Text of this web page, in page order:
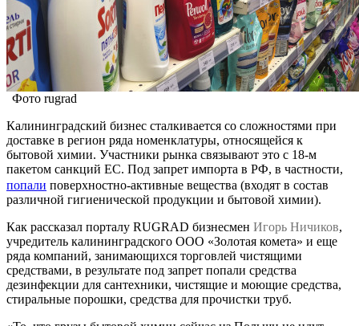
Фото rugrad
Калининградский бизнес сталкивается со сложностями при
доставке в регион ряда номенклатуры, относящейся к
бытовой химии. Участники рынка связывают это с 18-м
пакетом санкций ЕС. Под запрет импорта в РФ, в частности,
попали поверхностно-активные вещества (входят в состав
различной гигиенической продукции и бытовой химии).
Как рассказал порталу RUGRAD бизнесмен Игорь Ничиков,
учредитель калининградского ООО «Золотая комета» и еще
ряда компаний, занимающихся торговлей чистящими
средствами, в результате под запрет попали средства
дезинфекции для сантехники, чистящие и моющие средства,
стиральные порошки, средства для прочистки труб.